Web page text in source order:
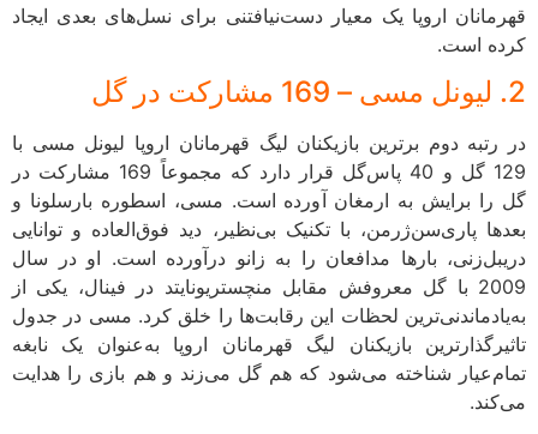
قهرمانان اروپا یک معیار دست‌نیافتنی برای نسل‌های بعدی ایجاد
کرده است.
2. لیونل مسی – 169 مشارکت در گل
در رتبه دوم برترین بازیکنان لیگ قهرمانان اروپا لیونل مسی با
129 گل و 40 پاس‌گل قرار دارد که مجموعاً 169 مشارکت در
گل را برایش به ارمغان آورده است. مسی، اسطوره بارسلونا و
بعدها پاری‌سن‌ژرمن، با تکنیک بی‌نظیر، دید فوق‌العاده و توانایی
دریبل‌زنی، بارها مدافعان را به زانو درآورده است. او در سال
2009 با گل معروفش مقابل منچستریونایتد در فینال، یکی از
به‌یادماندنی‌ترین لحظات این رقابت‌ها را خلق کرد. مسی در جدول
تاثیرگذارترین بازیکنان لیگ قهرمانان اروپا به‌عنوان یک نابغه
تمام‌عیار شناخته می‌شود که هم گل می‌زند و هم بازی را هدایت
می‌کند.